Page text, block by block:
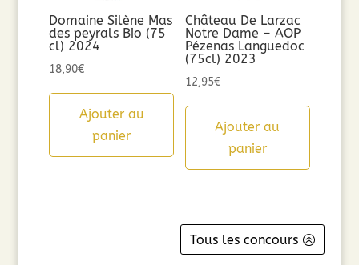
Domaine Silène Mas
des peyrals Bio (75
cl) 2024
18,90€
Ajouter au
panier
Château De Larzac
Notre Dame – AOP
Pézenas Languedoc
(75cl) 2023
12,95€
Ajouter au
panier
Tous les concours